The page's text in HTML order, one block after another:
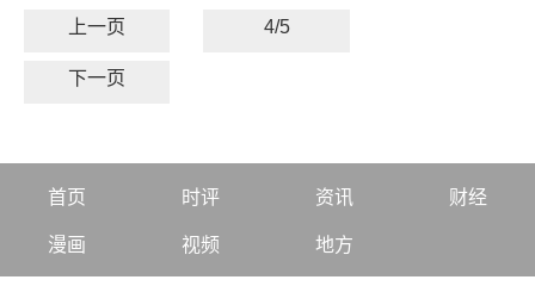
上一页 4/5
下一页
首页 时评 资讯 财经
漫画 视频 地方